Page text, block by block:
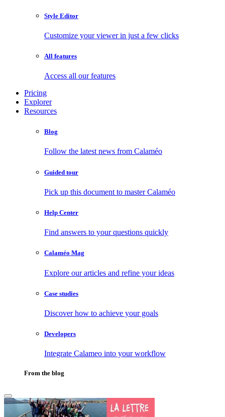
Style Editor
Customize your viewer in just a few clicks
All features
Access all our features
Pricing
Explorer
Resources
Blog
Follow the latest news from Calaméo
Guided tour
Pick up this document to master Calaméo
Help Center
Find answers to your questions quickly
Calaméo Mag
Explore our articles and refine your ideas
Case studies
Discover how to achieve your goals
Developers
Integrate Calameo into your workflow
From the blog